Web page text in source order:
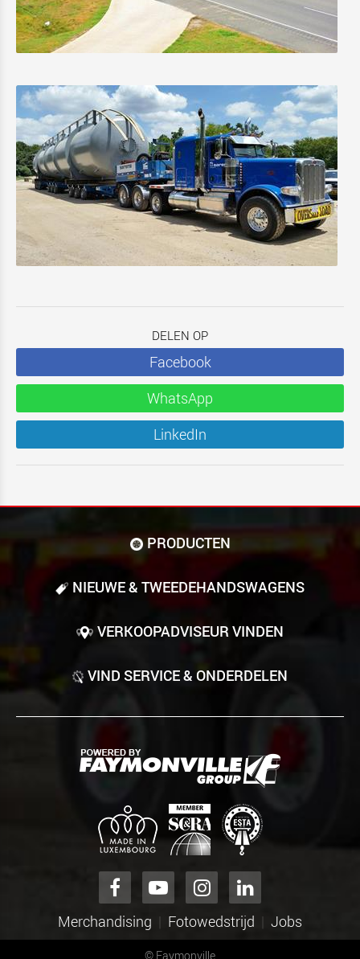
DELEN OP
Facebook
WhatsApp
LinkedIn
PRODUCTEN
NIEUWE & TWEEDE­HANDS­WAGENS
VERKOOPADVISEUR VINDEN
VIND SERVICE & ONDERDELEN
Merchandising Fotowedstrijd Jobs
© Faymonville